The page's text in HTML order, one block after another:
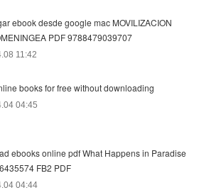
ebook desde google mac MOVILIZACION
PDF 9788479039707
11:42
books for free without downloading
04:45
ebooks online pdf What Happens in Paradise
FB2 PDF
04:44